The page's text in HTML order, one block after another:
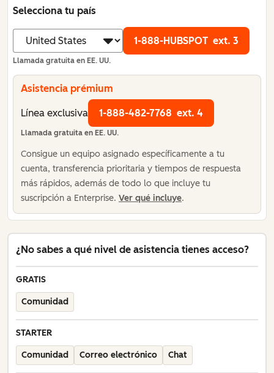
¿No sabes a qué nivel de asistencia tienes acceso?
GRATIS
Comunidad
STARTER
Comunidad Correo electrónico Chat
Selecciona tu país
1-888-HUBSPOT ext. 3
Llamada gratuita en EE. UU.
Asistencia prémium
Línea exclusiva 1-888-482-7768 ext. 4
Llamada gratuita en EE. UU.
Consigue un equipo asignado específicamente a tu
cuenta, transferencia prioritaria y tiempos de respuesta
más rápidos, además de todo lo que incluye tu
suscripción a Enterprise. Ver qué incluye.